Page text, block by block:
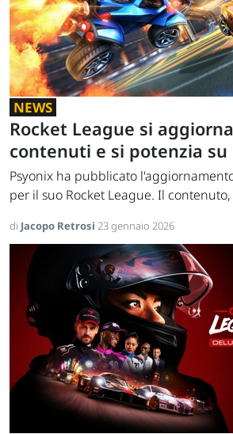
NEWS
Rocket League si
contenuti e si potenzia su
Psyonix ha pubblicato
per il suo Rocket League. Il contenuto,
di Jacopo Retrosi 23 gennaio 2026